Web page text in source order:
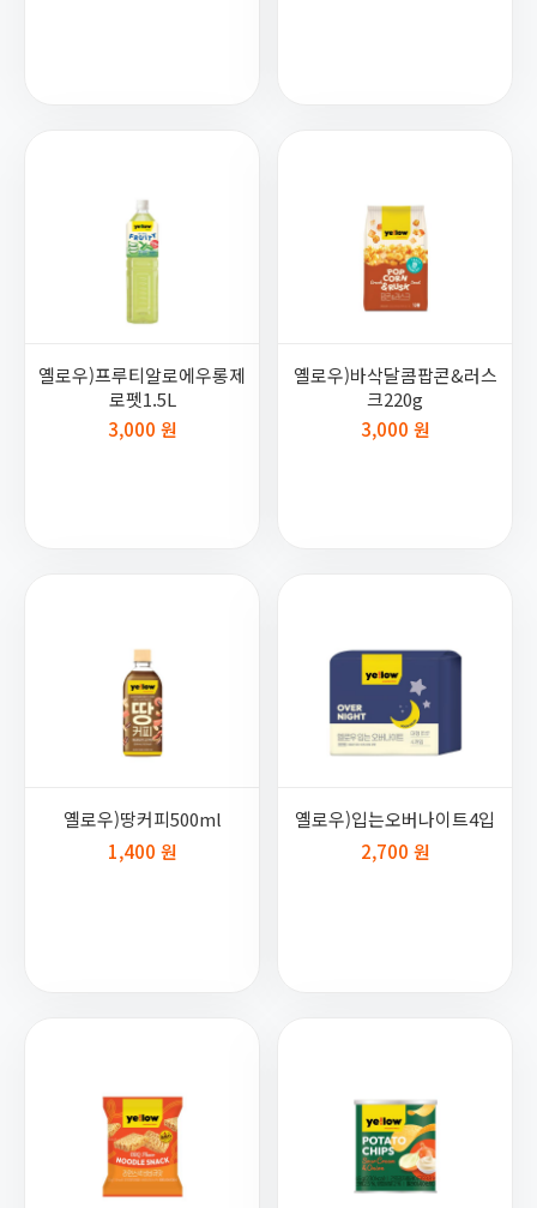
옐로우)프루티알로에우롱제
로펫1.5L
3,000 원
옐로우)바삭달콤팝콘&러스
크220g
3,000 원
옐로우)땅커피500ml
1,400 원
옐로우)입는오버나이트4입
2,700 원